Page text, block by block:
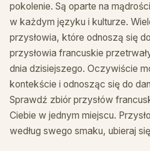
pokolenie. Są oparte na
w każdym języku i kulturze.
przysłowia, które odnoszą się
przysłowia francuskie
dnia dzisiejszego. Oczywiście
kontekście i odnosząc się do
Sprawdź zbiór przysłów
Ciebie w jednym miejscu.
według swego smaku, ubieraj